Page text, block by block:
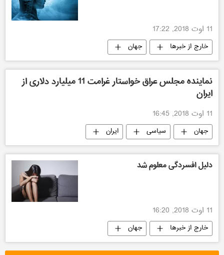
11 اوت 2018, 17:22
خارج از خبرها جهان
نماینده مجلس عراق خواستار غرامت 11 میلیارد دلاری از
ایران
11 اوت 2018, 16:45
جهان سیاسی ایران
دلیل افسردگی معلوم شد
11 اوت 2018, 16:20
خارج از خبرها جهان